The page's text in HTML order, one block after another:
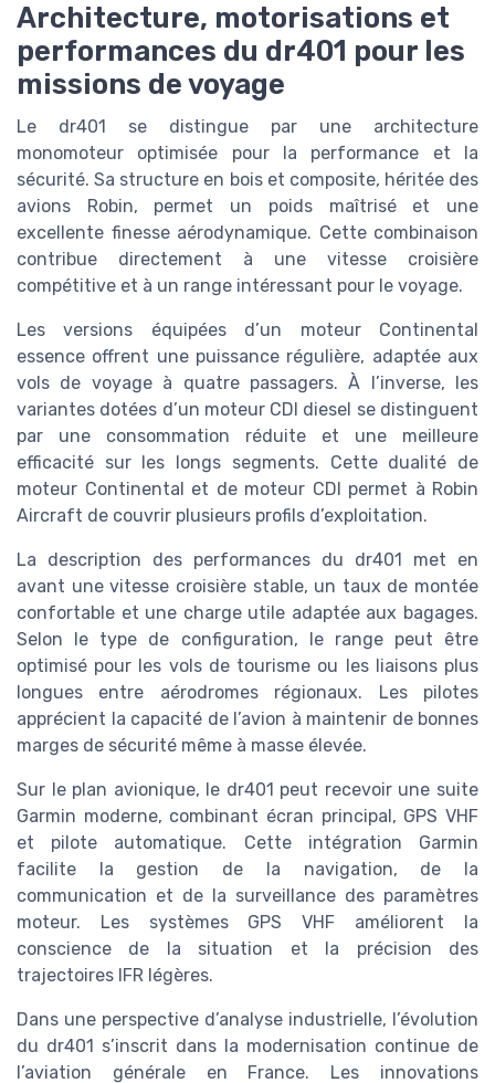
Architecture, motorisations et
performances du dr401 pour les
missions de voyage
Le dr401 se distingue par une architecture
monomoteur optimisée pour la performance et la
sécurité. Sa structure en bois et composite, héritée des
avions Robin, permet un poids maîtrisé et une
excellente finesse aérodynamique. Cette combinaison
contribue directement à une vitesse croisière
compétitive et à un range intéressant pour le voyage.
Les versions équipées d’un moteur Continental
essence offrent une puissance régulière, adaptée aux
vols de voyage à quatre passagers. À l’inverse, les
variantes dotées d’un moteur CDI diesel se distinguent
par une consommation réduite et une meilleure
efficacité sur les longs segments. Cette dualité de
moteur Continental et de moteur CDI permet à Robin
Aircraft de couvrir plusieurs profils d’exploitation.
La description des performances du dr401 met en
avant une vitesse croisière stable, un taux de montée
confortable et une charge utile adaptée aux bagages.
Selon le type de configuration, le range peut être
optimisé pour les vols de tourisme ou les liaisons plus
longues entre aérodromes régionaux. Les pilotes
apprécient la capacité de l’avion à maintenir de bonnes
marges de sécurité même à masse élevée.
Sur le plan avionique, le dr401 peut recevoir une suite
Garmin moderne, combinant écran principal, GPS VHF
et pilote automatique. Cette intégration Garmin
facilite la gestion de la navigation, de la
communication et de la surveillance des paramètres
moteur. Les systèmes GPS VHF améliorent la
conscience de la situation et la précision des
trajectoires IFR légères.
Dans une perspective d’analyse industrielle, l’évolution
du dr401 s’inscrit dans la modernisation continue de
l’aviation générale en France. Les innovations